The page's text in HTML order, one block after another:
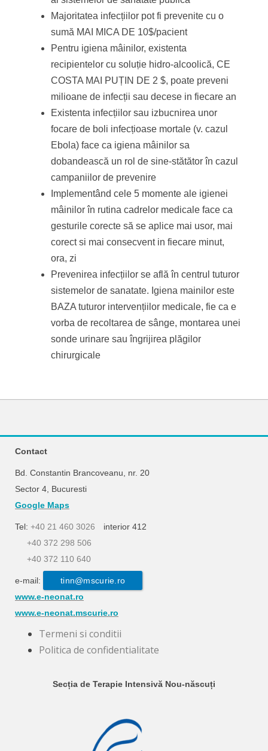
Majoritatea infecțiilor pot fi prevenite cu o
sumă MAI MICA DE 10$/pacient
Pentru igiena mâinilor, existenta
recipientelor cu soluție hidro-alcoolică, CE
COSTA MAI PUȚIN DE 2 $, poate preveni
milioane de infecții sau decese in fiecare an
Existenta infecțiilor sau izbucnirea unor
focare de boli infecțioase mortale (v. cazul
Ebola) face ca igiena mâinilor sa
dobandească un rol de sine-stătător în cazul
campaniilor de prevenire
Implementând cele 5 momente ale igienei
mâinilor în rutina cadrelor medicale face ca
gesturile corecte să se aplice mai usor, mai
corect si mai consecvent in fiecare minut,
ora, zi
Prevenirea infecțiilor se află în centrul tuturor
sistemelor de sanatate. Igiena mainilor este
BAZA tuturor intervențiilor medicale, fie ca e
vorba de recoltarea de sânge, montarea unei
sonde urinare sau îngrijirea plăgilor
chirurgicale
Contact
Bd. Constantin Brancoveanu, nr. 20
Sector 4, Bucuresti
Google Maps
Tel: +40 21 460 3026
interior 412
+40 372 298 506
+40 372 110 640
e-mail:
tinn@mscurie.ro
www.e-neonat.ro
www.e-neonat.mscurie.ro
Termeni si conditii
Politica de confidentialitate
Secția de Terapie Intensivă Nou-născuți